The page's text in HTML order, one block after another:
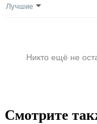
Лучшие
Никто ещё не
Смотрите